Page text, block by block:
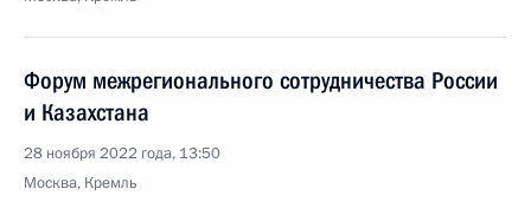
Форум межрегионального сотрудничества России
и Казахстана
28 ноября 2022 года, 13:50
Москва, Кремль